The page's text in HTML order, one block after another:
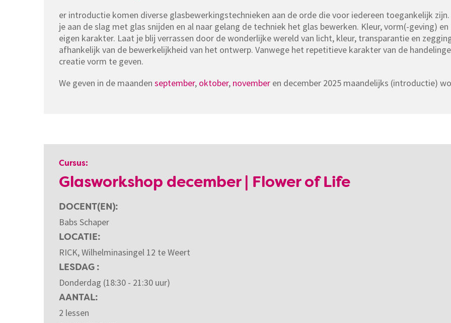
er introductie komen diverse glasbewerkingstechnieken aan de orde die voor iedereen toegankelijk
je aan de slag met glas snijden en al naar gelang de techniek het glas bewerken. Kleur, vorm(-geving)
eigen karakter. Laat je blij verrassen door de wonderlijke wereld van licht, kleur, transparantie en
afhankelijk van de bewerkelijkheid van het ontwerp. Vanwege het repetitieve karakter van de
creatie vorm te geven.
We geven in de maanden september, oktober, november en december 2025 maandelijks (introductie)
Cursus:
Glasworkshop december | Flower of Life
DOCENT(EN)
Babs Schaper
LOCATIE
RICK, Wilhelminasingel 12 te Weert
LESDAG
Donderdag (18:30 - 21:30 uur)
AANTAL
2 lessen